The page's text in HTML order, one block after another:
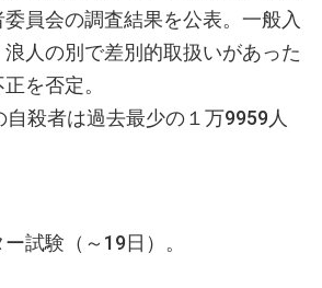
員会の調査結果を公表。一般入
人の別で差別的取扱いがあった
を否定。
殺者は過去最少の１万9959人
試験（～19日）。